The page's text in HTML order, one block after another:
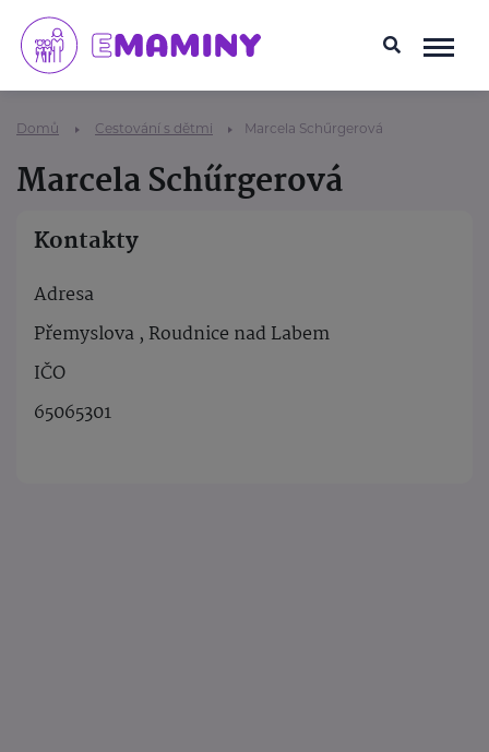
Domů Cestování s dětmi Marcela Schűrgerová
Marcela Schűrgerová
Kontakty
Adresa
Přemyslova , Roudnice nad Labem
IČO
65065301